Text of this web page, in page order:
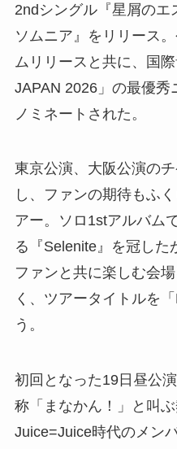
2ndシングル『星屑のエ
ソムニア』をリリース
ムリリースと共に、国
JAPAN 2026」の最優秀
ノミネートされた。
東京公演、大阪公演の
し、ファンの期待もふ
アー。ソロ1stアルバム
る『Selenite』を冠した
ファンと共に楽しむ会
く、ツアータイトルを
う。
初回となった19日昼公
称「まなかん！」と叫
Juice=Juice時代のメン